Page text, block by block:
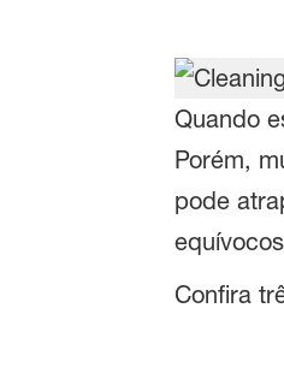
Quando
Porém,
pode
Confira